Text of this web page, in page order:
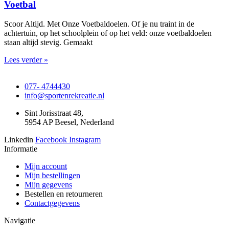
Voetbal
Scoor Altijd. Met Onze Voetbaldoelen. Of je nu traint in de
achtertuin, op het schoolplein of op het veld: onze voetbaldoelen
staan altijd stevig. Gemaakt
Lees verder »
077- 4744430
info@sportenrekreatie.nl
Sint Jorisstraat 48,
5954 AP Beesel, Nederland
Linkedin Facebook Instagram
Informatie
Mijn account
Mijn bestellingen
Mijn gegevens
Bestellen en retourneren
Contactgegevens
Navigatie